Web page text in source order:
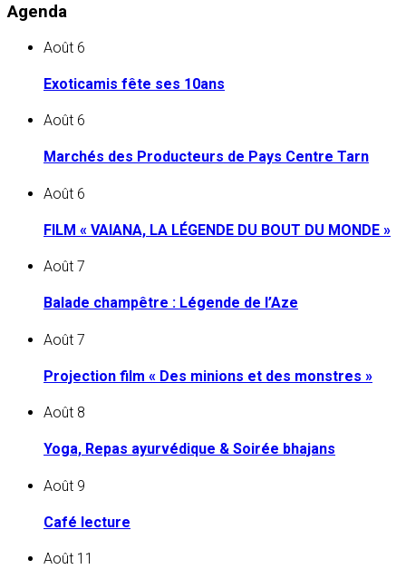
Agenda
Août 6
Exoticamis fête ses 10ans
Août 6
Marchés des Producteurs de Pays Centre Tarn
Août 6
FILM « VAIANA, LA LÉGENDE DU BOUT DU MONDE »
Août 7
Balade champêtre : Légende de l’Aze
Août 7
Projection film « Des minions et des monstres »
Août 8
Yoga, Repas ayurvédique & Soirée bhajans
Août 9
Café lecture
Août 11